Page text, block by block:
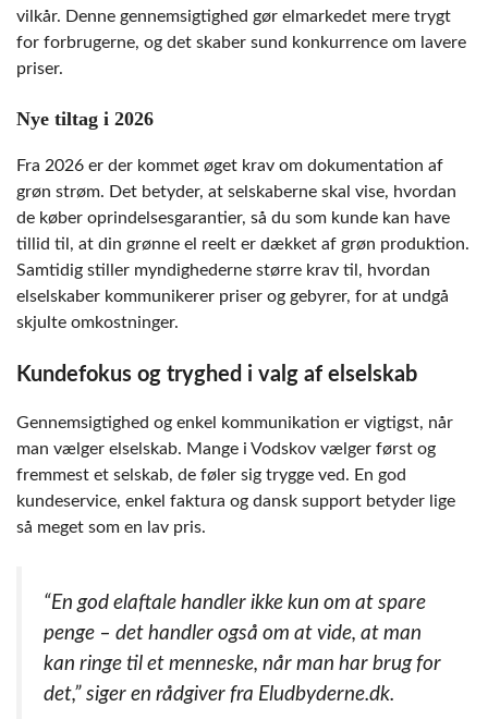
vilkår. Denne gennemsigtighed gør elmarkedet mere trygt
for forbrugerne, og det skaber sund konkurrence om lavere
priser.
Nye tiltag i 2026
Fra 2026 er der kommet øget krav om dokumentation af
grøn strøm. Det betyder, at selskaberne skal vise, hvordan
de køber oprindelsesgarantier, så du som kunde kan have
tillid til, at din grønne el reelt er dækket af grøn produktion.
Samtidig stiller myndighederne større krav til, hvordan
elselskaber kommunikerer priser og gebyrer, for at undgå
skjulte omkostninger.
Kundefokus og tryghed i valg af elselskab
Gennemsigtighed og enkel kommunikation er vigtigst, når
man vælger elselskab. Mange i Vodskov vælger først og
fremmest et selskab, de føler sig trygge ved. En god
kundeservice, enkel faktura og dansk support betyder lige
så meget som en lav pris.
“En god elaftale handler ikke kun om at spare
penge – det handler også om at vide, at man
kan ringe til et menneske, når man har brug for
det,” siger en rådgiver fra Eludbyderne.dk.